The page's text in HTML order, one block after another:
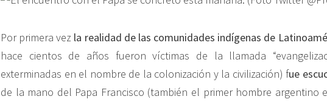
Por primera vez la realidad de las comunidades indígenas de
hace cientos de años fueron víctimas de la llamada
exterminadas en el nombre de la colonización y la civilización) fue
de la mano del Papa Francisco (también el primer hombre argentino